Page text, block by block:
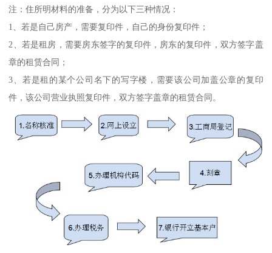
注：住所明材料的准备，分为以下三种情况：
1、若是自己房产，需要复印件，自己的身份复印件；
2、若是租房，需要房东签字的复印件，房东的复印件，双方签字盖
章的租赁合同；
3、若是租的某个公司名下的写字楼，需要该公司加盖公章的复印
件，该公司营业执照复印件，双方签字盖章的租赁合同。